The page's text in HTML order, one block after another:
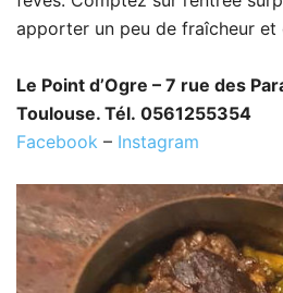
apporter un peu de fraîcheur et
Le Point d’Ogre – 7 rue des
Toulouse. Tél. 0561255354
Facebook – Instagram